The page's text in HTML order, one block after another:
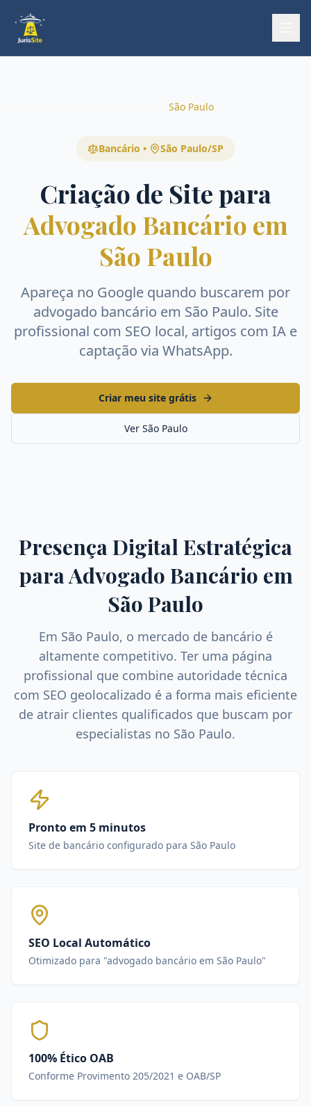
São Paulo
Bancário • São Paulo/SP
Criação de Site para
Advogado Bancário em
São Paulo
Apareça no Google quando buscarem por
advogado bancário em São Paulo. Site
profissional com SEO local, artigos com IA e
captação via WhatsApp.
Criar meu site grátis
Ver São Paulo
Presença Digital Estratégica
paraAdvogado Bancário em
São Paulo
Em São Paulo, o mercado de bancário é
altamente competitivo. Ter uma página
profissional que combine autoridade técnica
com SEO geolocalizado é a forma mais eficiente
de atrair clientes qualificados que buscam por
especialistas no São Paulo.
Pronto em 5 minutos
Site de bancário configurado para São Paulo
SEO Local Automático
Otimizado para "advogado bancário em São Paulo"
100% Ético OAB
Conforme Provimento 205/2021 e OAB/SP